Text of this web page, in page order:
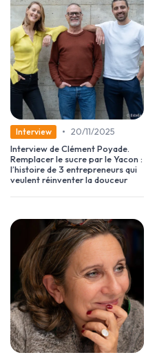
Interview • 20/11/2025
Interview de Clément Poyade.
Remplacer le sucre par le Yacon :
l’histoire de 3 entrepreneurs qui
veulent réinventer la douceur